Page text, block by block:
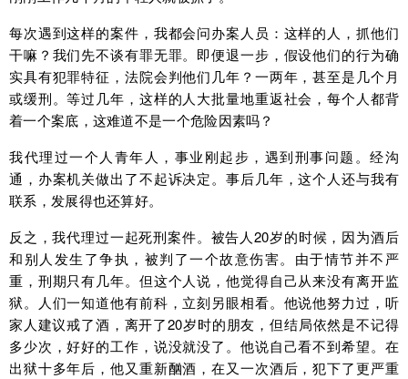
每次遇到这样的案件，我都会问办案人员：这样的人，抓他们
干嘛？我们先不谈有罪无罪。即便退一步，假设他们的行为确
实具有犯罪特征，法院会判他们几年？一两年，甚至是几个月
或缓刑。等过几年，这样的人大批量地重返社会，每个人都背
着一个案底，这难道不是一个危险因素吗？
我代理过一个人青年人，事业刚起步，遇到刑事问题。经沟
通，办案机关做出了不起诉决定。事后几年，这个人还与我有
联系，发展得也还算好。
反之，我代理过一起死刑案件。被告人20岁的时候，因为酒后
和别人发生了争执，被判了一个故意伤害。由于情节并不严
重，刑期只有几年。但这个人说，他觉得自己从来没有离开监
狱。人们一知道他有前科，立刻另眼相看。他说他努力过，听
家人建议戒了酒，离开了20岁时的朋友，但结局依然是不记得
多少次，好好的工作，说没就没了。他说自己看不到希望。在
出狱十多年后，他又重新酗酒，在又一次酒后，犯下了更严重